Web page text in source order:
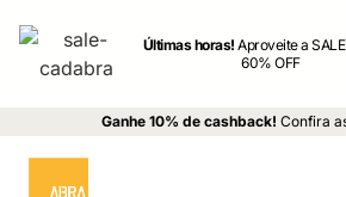
Últimas horas!Aproveite a
60% OFF
Ganhe 10% de cashback! Confira